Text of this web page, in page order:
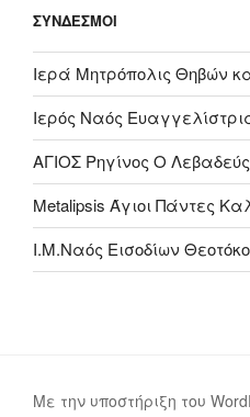
ΣΎΝΔΕΣΜΟΙ
Ιερά Μητρόπολις Θηβών
Ιερός Ναός
ΑΓΙΟΣ Ρηγίνος Ο Λεβαδεύς
Metalipsis Άγιοι Πάντες
Ι.Μ.Ναός Εισοδίων
Με την υποστήριξη του